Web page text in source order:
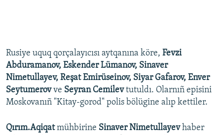
Rusiye uquq qorçalayıcısı aytqanına köre, Fevzi
Abduramanov, Eskender Lümanov, Sinaver
Nimetullayev, Reşat Emirüseinov, Siyar Gafarov, Enver
Seytumerovve Seyran Cemilevtutuldı. Olarnıñ episini
Moskovanıñ "Kitay-gorod" polis bölügine alıp kettiler.
Qırım.Aqiqatmühbirine Sinaver Nimetullayevhaber